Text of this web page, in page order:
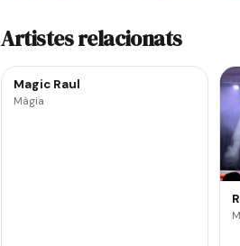
Artistes relacionats
Magic Raul
Màgia